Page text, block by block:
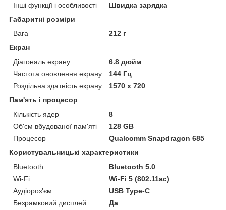
Інші функції і особливості
Швидка зарядка
Габаритні розміри
Вага
212 г
Екран
Діагональ екрану
6.8 дюйм
Частота оновлення екрану
144 Гц
Роздільна здатність екрану
1570 x 720
Пам'ять і процесор
Кількість ядер
8
Об'єм вбудованої пам'яті
128 GB
Процесор
Qualcomm Snapdragon 685
Користувальницькі характеристики
Bluetooth
Bluetooth 5.0
Wi-Fi
Wi-Fi 5 (802.11ac)
Аудіороз'єм
USB Type-C
Безрамковий дисплей
Да